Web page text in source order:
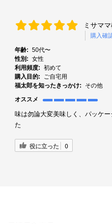
ミサマ
購入確
年齢: 50代〜
性別: 女性
利用頻度: 初めて
購入目的:
ご自宅用
福太郎を知ったきっかけ:
その他
オススメ
味は勿論大変美味しく、パッケ
た
役に立った 0